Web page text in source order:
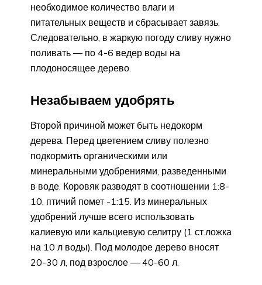
необходимое количество влаги и
питательных веществ и сбрасывает завязь.
Следовательно, в жаркую погоду сливу нужно
поливать — по 4-6 ведер воды на
плодоносящее дерево.
Незабываем удобрять
Второй причиной может быть недокорм
дерева. Перед цветением сливу полезно
подкормить органическими или
минеральными удобрениями, разведенными
в воде. Коровяк разводят в соотношении 1:8-
10, птичий помет -1:15. Из минеральных
удобрений лучше всего использовать
калиевую или кальциевую селитру (1 ст.ложка
на 10 л воды). Под молодое дерево вносят
20-30 л, под взрослое — 40-60 л.